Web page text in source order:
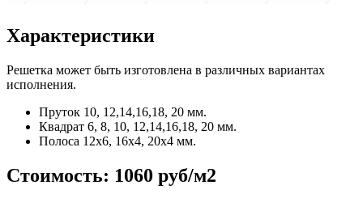
Характеристики
Решетка может быть изготовлена в различных вариантах
исполнения.
Пруток 10, 12,14,16,18, 20 мм.
Квадрат 6, 8, 10, 12,14,16,18, 20 мм.
Полоса 12x6, 16x4, 20x4 мм.
Стоимость: 1060 руб/м2